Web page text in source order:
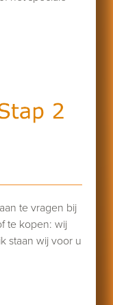
te vragen bij
te kopen: wij
staan wij voor u